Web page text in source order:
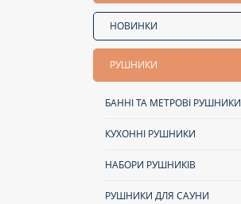
НОВИНКИ
РУШНИКИ
БАННІ ТА МЕТРОВІ РУШНИКИ
КУХОННІ РУШНИКИ
НАБОРИ РУШНИКІВ
РУШНИКИ ДЛЯ САУНИ